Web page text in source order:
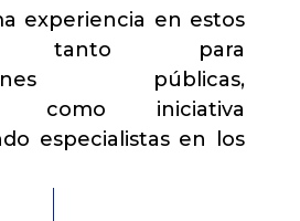
experiencia en estos
tanto para
públicas,
como iniciativa
especialistas en los